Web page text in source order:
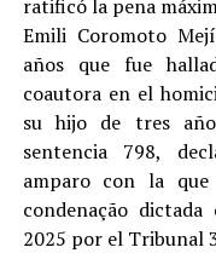
ratificó la pena
Emili Coromoto
años que fue
coautora en el
su hijo de tres
sentencia 798,
amparo con la
condenação
2025 por el Tribunal